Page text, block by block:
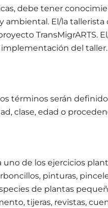
debe tener
ambiental. El/la
TransMigrARTS.
implementación del taller.
términos serán
clase, edad o
de los ejercicios
pinturas,
de plantas
tijeras, revistas,